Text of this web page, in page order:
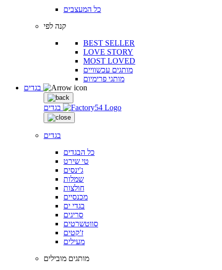
כל המעצבים
קנה לפי
BEST SELLER
LOVE STORY
MOST LOVED
מותגים עכשוויים
מותגי פרימיום
בגדים
בגדים
כל הבגדים
טי שירט
ג'ינסים
שמלות
חולצות
מכנסיים
בגדי ים
סריגים
סווטשרטים
ז'קטים
מעילים
מותגים מובילים